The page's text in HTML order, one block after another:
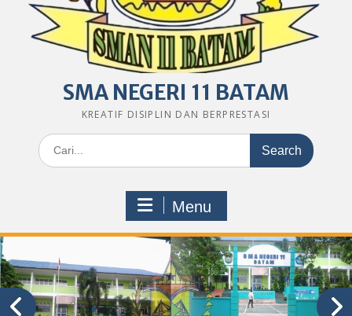
SMA NEGERI 11 BATAM
KREATIF DISIPLIN DAN BERPRESTASI
Search
for:
Menu